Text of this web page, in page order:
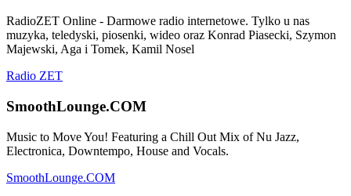
RadioZET Online - Darmowe radio internetowe. Tylko u nas
muzyka, teledyski, piosenki, wideo oraz Konrad Piasecki, Szymon
Majewski, Aga i Tomek, Kamil Nosel
Radio ZET
SmoothLounge.COM
Music to Move You! Featuring a Chill Out Mix of Nu Jazz,
Electronica, Downtempo, House and Vocals.
SmoothLounge.COM